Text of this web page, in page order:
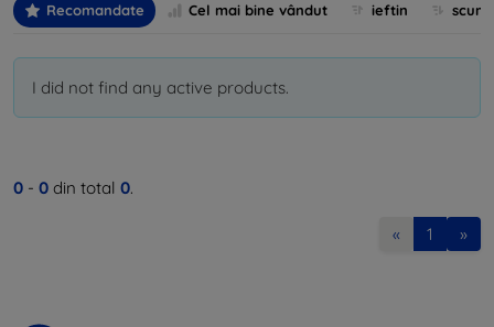
Recomandate Cel mai bine vândut ieftin
I did not find any active products.
0 - 0 din total 0.
« 1 »